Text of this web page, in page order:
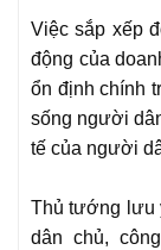
Việc sắp xếp
động của
ổn định chính
sống người
tế của người
Thủ tướng lưu
dân chủ,